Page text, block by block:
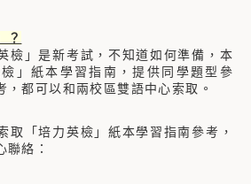
？
檢」是新考試，不知道如何準備，本
」紙本學習指南，提供同學題型參
，都可以和兩校區雙語中心索取。
取「培力英檢」紙本學習指南參考，
聯絡：